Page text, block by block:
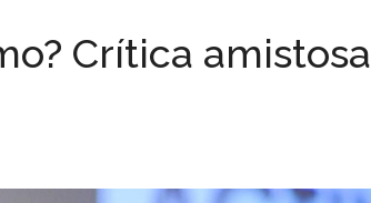
Crítica amistosa